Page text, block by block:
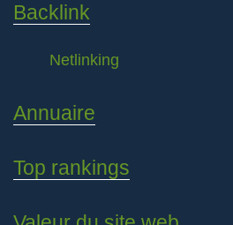
Backlink
Netlinking
Annuaire
Top rankings